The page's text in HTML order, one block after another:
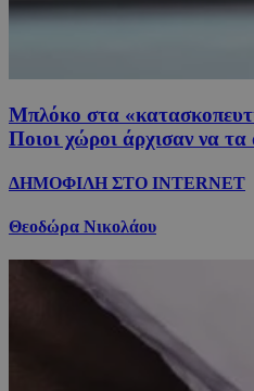
Μπλόκο στα
Ποιοι χώροι άρχισαν να
ΔΗΜΟΦΙΛΗ ΣΤΟ INTERNET
Θεοδώρα Νικολάου